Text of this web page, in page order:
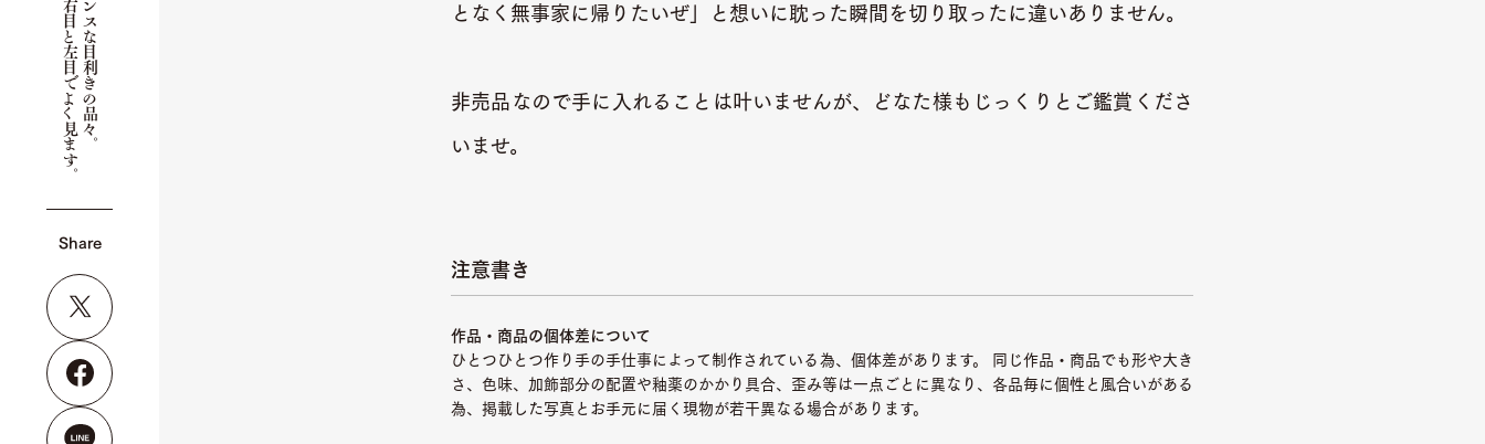
Share
となく無事家に帰りたいぜ」と想いに耽った瞬間を切り取ったに違いありません。
非売品なので手に入れることは叶いませんが、どなた様もじっくりとご鑑賞くださ
いませ。
注意書き
作品・商品の個体差について
ひとつひとつ作り手の手仕事によって制作されている為、個体差があります。 同じ作品・商品でも形や大き
さ、色味、加飾部分の配置や釉薬のかかり具合、歪み等は一点ごとに異なり、各品毎に個性と風合いがある
為、掲載した写真とお手元に届く現物が若干異なる場合があります。